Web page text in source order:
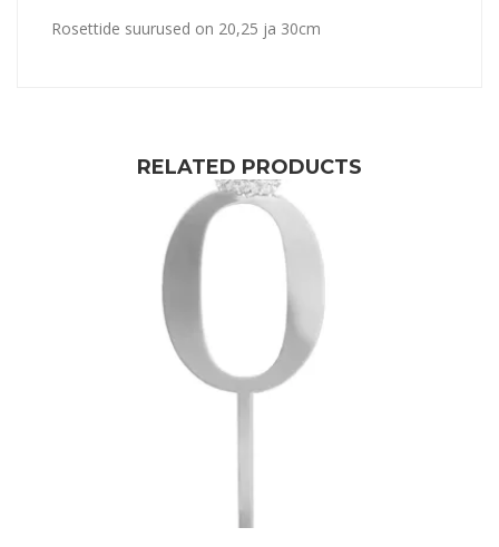
Rosettide suurused on 20,25 ja 30cm
RELATED PRODUCTS